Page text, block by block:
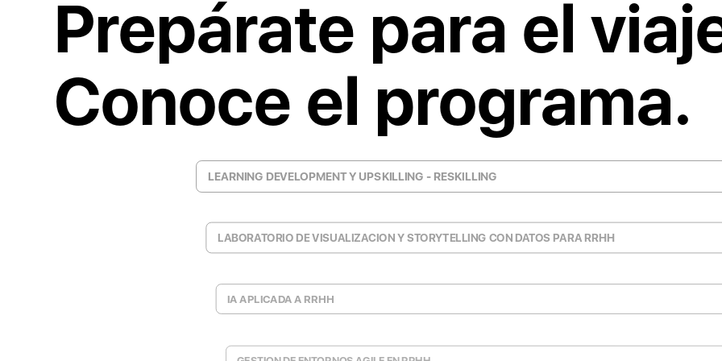
Prepárate para el
Conoce el programa.
LEARNING DEVELOPMENT Y UPSKILLING - RESKILLING
LABORATORIO DE VISUALIZACION Y STORYTELLING CON DATOS PARA RRHH
IA APLICADA A RRHH